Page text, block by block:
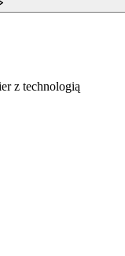
z technologią